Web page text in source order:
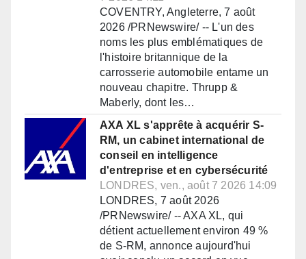
COVENTRY, Angleterre, 7 août
2026 /PRNewswire/ -- L'un des
noms les plus emblématiques de
l'histoire britannique de la
carrosserie automobile entame un
nouveau chapitre. Thrupp &
Maberly, dont les…
AXA XL s'apprête à acquérir S-
RM, un cabinet international de
conseil en intelligence
d'entreprise et en cybersécurité
LONDRES, ven., août 7 2026 14:09
LONDRES, 7 août 2026
/PRNewswire/ -- AXA XL, qui
détient actuellement environ 49 %
de S-RM, annonce aujourd'hui